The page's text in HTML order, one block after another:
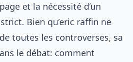
et la nécessité d’un
Bien qu’eric raffin ne
toutes les controverses, sa
le débat: comment